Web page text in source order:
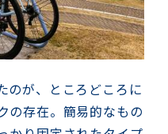
のが、ところどころに
の存在。簡易的なもの